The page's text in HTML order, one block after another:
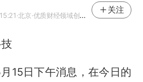
·北京·优质财经领域创作者
关注
15日下午消息，在今日的